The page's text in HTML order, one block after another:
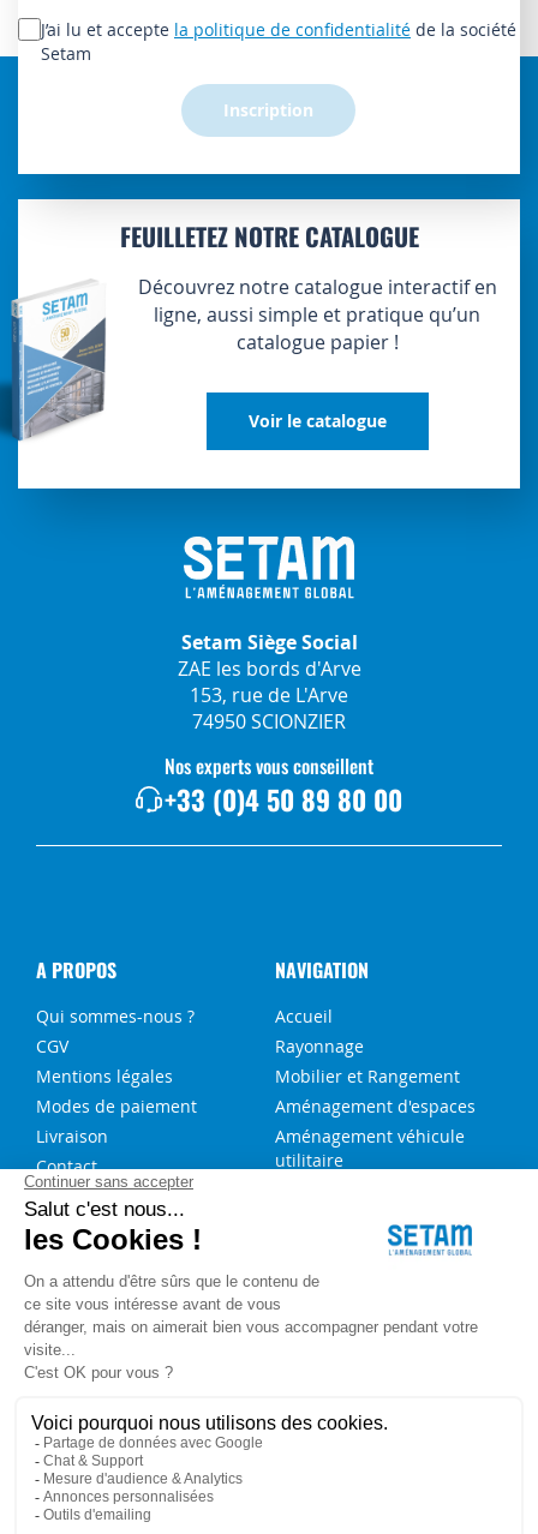
lettre
d’information
J’ai lu et accepte la politique de confidentialité de la société
Setam
Inscription
FEUILLETEZ NOTRE CATALOGUE
Découvrez notre catalogue interactif en
ligne, aussi simple et pratique qu’un
catalogue papier !
Voir le catalogue
Setam Siège Social
ZAE les bords d'Arve
153, rue de L'Arve
74950 SCIONZIER
Nos experts vous conseillent
+33 (0)4 50 89 80 00
A PROPOS
Qui sommes-nous ?
CGV
Mentions légales
Modes de paiement
Livraison
Contact
NAVIGATION
Accueil
Rayonnage
Mobilier et Rangement
Aménagement d'espaces
Aménagement véhicule
utilitaire
NOS SERVICES
FAQ
Blog
Aide au choix rayonnage
Service de montage
Besoin d'aide ?